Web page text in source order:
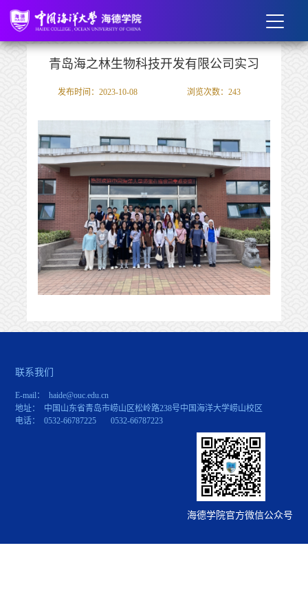
青岛海之林生物科技开发有限公司实习
发布时间：2023-10-08 浏览次数： 243
联系我们
E-mail： haide@ouc.edu.cn
地址： 中国山东省青岛市崂山区松岭路238号中国海洋大学崂山校区
电话： 0532-66787225 0532-66787223
海德学院官方微信公众号